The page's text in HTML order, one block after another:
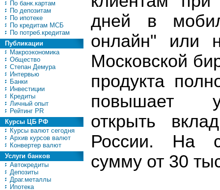
По банк.картам
По депозитам
По ипотеке
По кредитам МСБ
По потреб.кредитам
Публикации
Макроэкономика
Общество
Степан Демура
Интервью
Банки
Инвестиции
Кредиты
Личный опыт
Рейтинг PR
Курсы ЦБ РФ
Курсы валют сегодня
Архив курсов валют
Конвертер валют
Услуги банков
Автокредиты
Депозиты
Драг.металлы
Ипотека
дней в
онлайн" или
Московской
продукта
повышает
открыть
России. На
сумму от 30